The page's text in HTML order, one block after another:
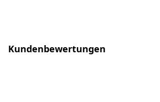
Kundenbewertungen